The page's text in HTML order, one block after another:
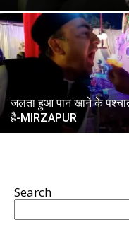
जलता हुआ पान खाने के पश्चात
है-MIRZAPUR
Search